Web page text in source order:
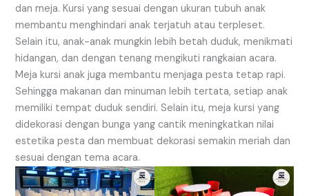
dan meja. Kursi yang sesuai dengan ukuran tubuh anak
membantu menghindari anak terjatuh atau terpleset.
Selain itu, anak-anak mungkin lebih betah duduk, menikmati
hidangan, dan dengan tenang mengikuti rangkaian acara.
Meja kursi anak juga membantu menjaga pesta tetap rapi.
Sehingga makanan dan minuman lebih tertata, setiap anak
memiliki tempat duduk sendiri. Selain itu, meja kursi yang
didekorasi dengan bunga yang cantik meningkatkan nilai
estetika pesta dan membuat dekorasi semakin meriah dan
sesuai dengan tema acara.